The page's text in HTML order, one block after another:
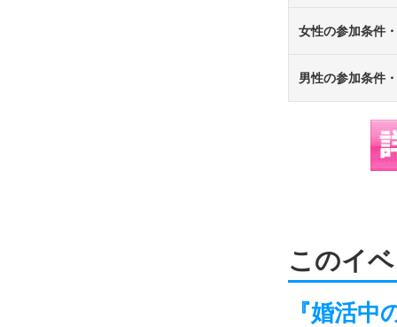
女性の参加条件
男性の参加条件
このイ
『婚活